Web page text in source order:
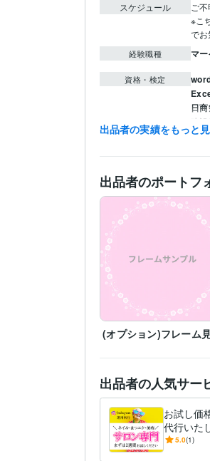
スケジュール
ご
※こ
でお
経験職種 マ
資格・検定
日
建
イ
出品者の実績をもっと
出品者のポートフ
(オプション)フレーム
出品者の人気サー
お試し価
代行いた
｜ご予算
5.0(1)